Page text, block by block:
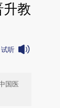
升教
试听
国医